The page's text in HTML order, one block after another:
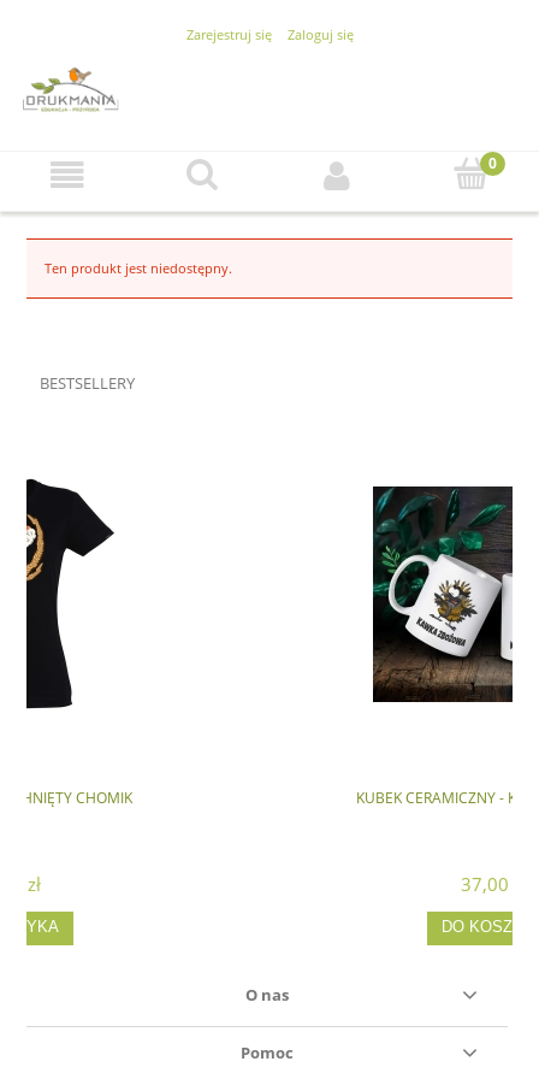
Zarejestruj się Zaloguj się
Ten produkt jest niedostępny.
BESTSELLERY
KUBEK CERAMICZNY - KAWKA ZBOŻOWA
O nas
Pomoc